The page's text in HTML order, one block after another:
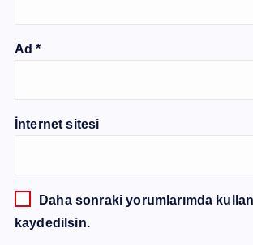
Ad*
İnternet sitesi
Daha sonraki yorumlarımda
kaydedilsin.